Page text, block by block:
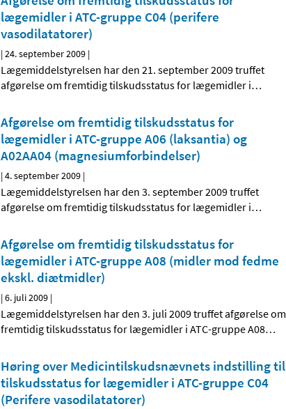
lægemidler i ATC-gruppe C04 (perifere
vasodilatatorer)
|24. september 2009 |
Lægemiddelstyrelsen har den 21. september 2009 truffet
afgørelse om fremtidig tilskudsstatus for lægemidler i…
Afgørelse om fremtidig tilskudsstatus for
lægemidler i ATC-gruppe A06 (laksantia) og
A02AA04 (magnesiumforbindelser)
|4. september 2009 |
Lægemiddelstyrelsen har den 3. september 2009 truffet
afgørelse om fremtidig tilskudsstatus for lægemidler i…
Afgørelse om fremtidig tilskudsstatus for
lægemidler i ATC-gruppe A08 (midler mod fedme
ekskl. diætmidler)
|6. juli 2009 |
Lægemiddelstyrelsen har den 3. juli 2009 truffet afgørelse om
fremtidig tilskudsstatus for lægemidler i ATC-gruppe A08…
Høring over Medicintilskudsnævnets indstilling til
tilskudsstatus for lægemidler i ATC-gruppe C04
(Perifere vasodilatatorer)